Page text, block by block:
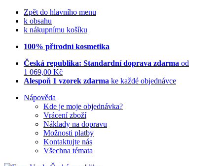
Zpět do hlavního menu
k obsahu
k nákupnímu košíku
100% přírodní kosmetika
Česká republika: Standardní doprava zdarma od
1 069,00 Kč
Alespoň 1 vzorek zdarma ke každé objednávce
Nápověda
Kde je moje objednávka?
Vrácení zboží
Náklady na dopravu
Možnosti platby
Kontaktujte nás
Všechna témata